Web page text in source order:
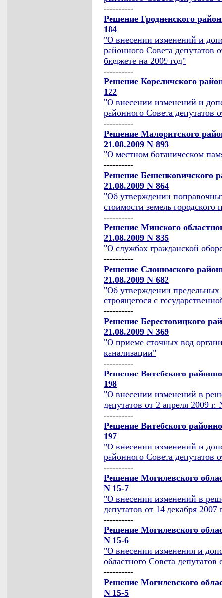
----------
Решение Гродненского
184
"О внесении изменений и
районного Совета депутатов
бюджете на 2009 год"
----------
Решение Кореличского
122
"О внесении изменений и
районного Совета депутатов
----------
Решение Малоритского
21.08.2009 N 893
"О местном ботаническом
----------
Решение Бешенковичского
21.08.2009 N 864
"Об утверждении
стоимости земель
----------
Решение Минского
21.08.2009 N 835
"О службах гражданской
----------
Решение Слонимского
21.08.2009 N 682
"Об утверждении
строящегося с
----------
Решение Берестовицкого
21.08.2009 N 369
"О приеме сточных вод
канализации"
----------
Решение Витебского
198
"О внесении изменений в
депутатов от 2 апреля 2009 г.
----------
Решение Витебского
197
"О внесении изменений и
районного Совета депутатов
----------
Решение Могилевского
N 15-7
"О внесении изменений в
депутатов от 14 декабря 2007
----------
Решение Могилевского
N 15-6
"О внесении изменения и
областного Совета
----------
Решение Могилевского
N 15-5